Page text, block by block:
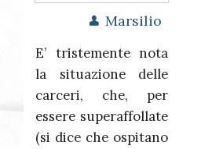
Marsilio
E’ tristemente nota
la situazione delle
carceri, che, per
essere superaffollate
(si dice che ospitano